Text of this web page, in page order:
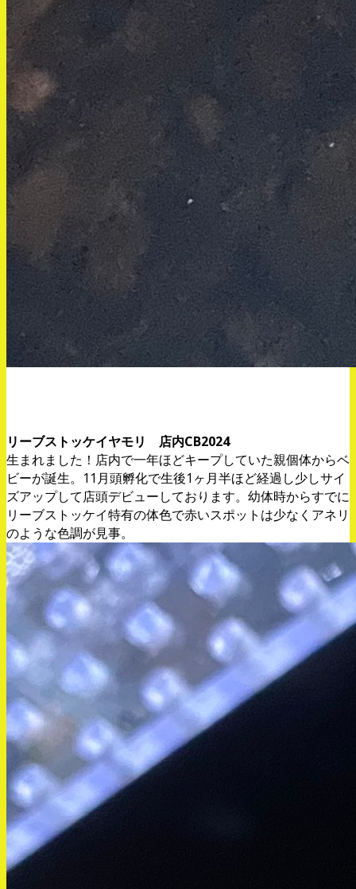
リーブストッケイヤモリ 店内CB2024
生まれました！店内で一年ほどキープしていた親個体からベ
ビーが誕生。11月頭孵化で生後1ヶ月半ほど経過し少しサイ
ズアップして店頭デビューしております。幼体時からすでに
リーブストッケイ特有の体色で赤いスポットは少なくアネリ
のような色調が見事。